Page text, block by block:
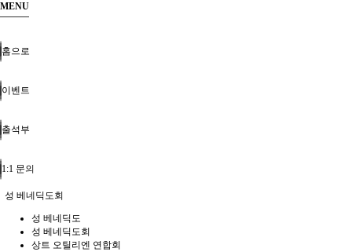
MENU
홈으로
이벤트
출석부
1:1 문의
성 베네딕도회
성 베네딕도
성 베네딕도회
상트 오틸리엔 연합회